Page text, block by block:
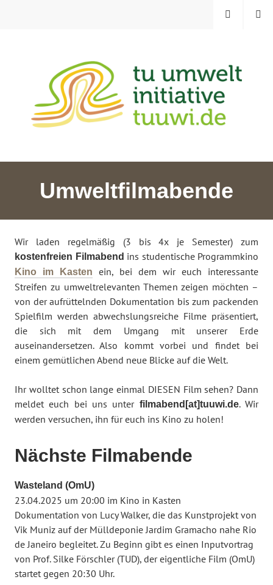
TU UMWELTINITIATIVE
MENÜ
SUCHE
Umweltfilmabende
Wir laden regelmäßig (3 bis 4x je Semester) zum
kostenfreien Filmabend ins studentische Programmkino
Kino im Kasten
ein, bei dem wir euch interessante
Streifen zu umweltrelevanten Themen zeigen möchten –
von der aufrüttelnden Dokumentation bis zum packenden
Spielfilm werden abwechslungsreiche Filme präsentiert,
die sich mit dem Umgang mit unserer Erde
auseinandersetzen. Also kommt vorbei und findet bei
einem gemütlichen Abend neue Blicke auf die Welt.
Ihr wolltet schon lange einmal DIESEN Film sehen? Dann
meldet euch bei uns unter filmabend[at]tuuwi.de. Wir
werden versuchen, ihn für euch ins Kino zu holen!
Nächste Filmabende
Wasteland (OmU)
23.04.2025 um 20:00 im Kino in Kasten
Dokumentation von Lucy Walker, die das Kunstprojekt von
Vik Muniz auf der Mülldeponie Jardim Gramacho nahe Rio
de Janeiro begleitet. Zu Beginn gibt es einen Inputvortrag
von Prof. Silke Förschler (TUD), der eigentliche Film (OmU)
startet gegen 20:30 Uhr.